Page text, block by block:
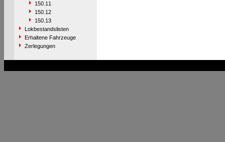
150.11
150.12
150.13
Lokbestandslisten
Erhaltene Fahrzeuge
Zerlegungen